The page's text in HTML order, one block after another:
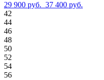
29 900 руб. 37 400 руб.
42
44
46
48
50
52
54
56